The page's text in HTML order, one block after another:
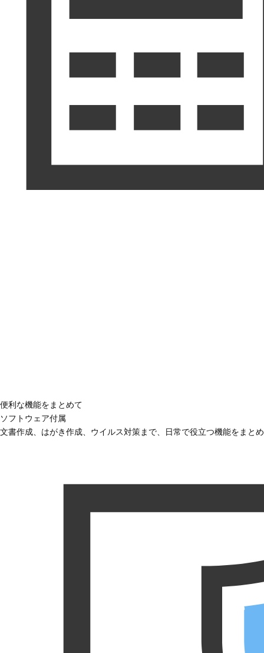
便利な機能をまとめて
ソフトウェア付属
文書作成、はがき作成、ウイルス対策まで、日常で役立つ機能をまと